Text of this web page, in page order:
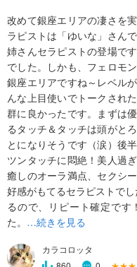
改めて銀座エリアの凄さを
ラピストは「ゆいな」さん
姉さんセラピストの登場で
でした。しかも、フェロモ
銀座エリアですね～レベル
んな上目使いでトークされ
群に良かったです。まずは
るタッチ＆タッチは頭がと
とになりそうです（涙）後
ツンタッチに悶絶！美人過
癒しのオーラ満点、セクシ
好感がもてるセラピストで
るので、リピート確定です
た。 …続きを見る
カラコロッタ